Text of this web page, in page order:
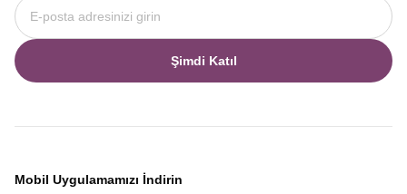
Şimdi Katıl
Mobil Uygulamamızı İndirin